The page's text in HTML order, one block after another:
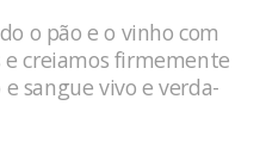
o pão e o vinho com
e creiamos firmemente
sangue vivo e verda­